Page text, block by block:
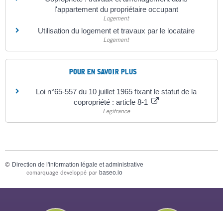
l'appartement du propriétaire occupant
Logement
Utilisation du logement et travaux par le locataire
Logement
POUR EN SAVOIR PLUS
Loi n°65-557 du 10 juillet 1965 fixant le statut de la
copropriété : article 8-1
Legifrance
© Direction de l'information légale et administrative
comarquage developpé par baseo.io